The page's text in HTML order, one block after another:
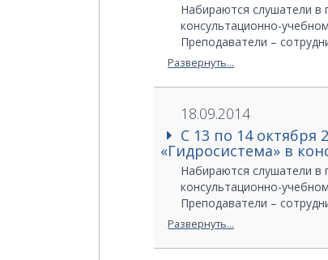
Набираются слушатели в
консультационно-
Преподаватели –
Заявки на обучение
Ерзина Антонина
+7 (495) 775-65-85 доб.
Диденко Антон
Телефон:+7 (495) 775-65-
E-mail:edu@infars.ru
Web:http://www.infars.ru
Развернуть...
18.09.2014
С 13 по 14 октября
«Гидросистема» в
Набираются слушатели в
консультационно-
Преподаватели –
Заявки на обучение
Ерзина Антонина
+7 (495) 775-65-85 доб.
Развернуть...